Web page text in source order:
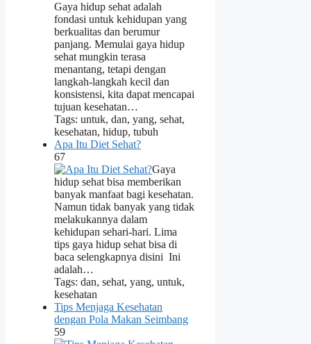
Gaya hidup sehat adalah
fondasi untuk kehidupan yang
berkualitas dan berumur
panjang. Memulai gaya hidup
sehat mungkin terasa
menantang, tetapi dengan
langkah-langkah kecil dan
konsistensi, kita dapat mencapai
tujuan kesehatan…
Tags: untuk, dan, yang, sehat,
kesehatan, hidup, tubuh
Apa Itu Diet Sehat?
67
Gaya
hidup sehat bisa memberikan
banyak manfaat bagi kesehatan.
Namun tidak banyak yang tidak
melakukannya dalam
kehidupan sehari-hari. Lima
tips gaya hidup sehat bisa di
baca selengkapnya disini Ini
adalah…
Tags: dan, sehat, yang, untuk,
kesehatan
Tips Menjaga Kesehatan
dengan Pola Makan Seimbang
59